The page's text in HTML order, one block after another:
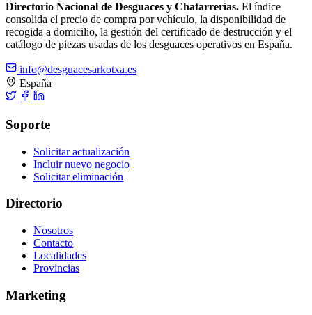
Directorio Nacional de Desguaces y Chatarrerías. El índice
consolida el precio de compra por vehículo, la disponibilidad de
recogida a domicilio, la gestión del certificado de destrucción y el
catálogo de piezas usadas de los desguaces operativos en España.
info@desguacesarkotxa.es
España
Soporte
Solicitar actualización
Incluir nuevo negocio
Solicitar eliminación
Directorio
Nosotros
Contacto
Localidades
Provincias
Marketing